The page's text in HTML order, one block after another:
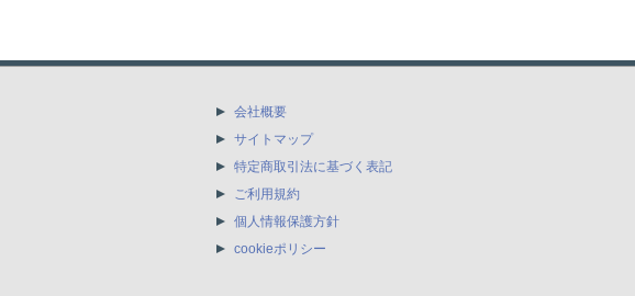
会社概要
サイトマップ
特定商取引法に基づく表記
ご利用規約
個人情報保護方針
cookieポリシー